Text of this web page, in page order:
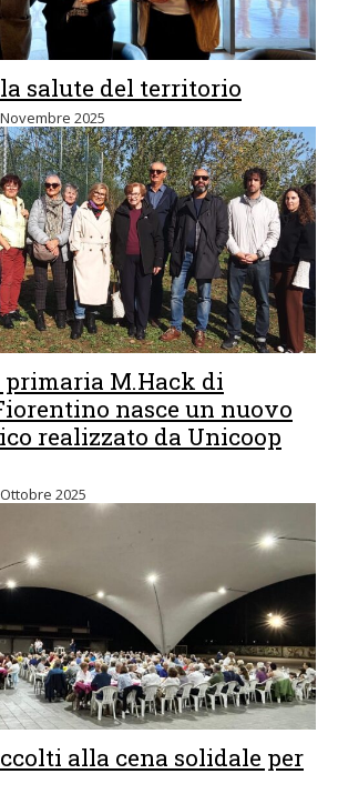
salute del territorio
2025
primaria M.Hack di
nasce un nuovo
realizzato da Unicoop
2025
alla cena solidale per